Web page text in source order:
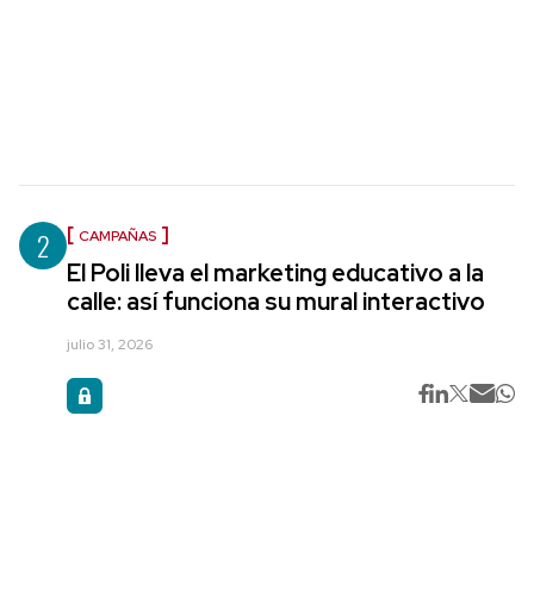
2 CAMPAÑAS
El Poli lleva el marketing educativo a la
calle: así funciona su mural interactivo
julio 31, 2026